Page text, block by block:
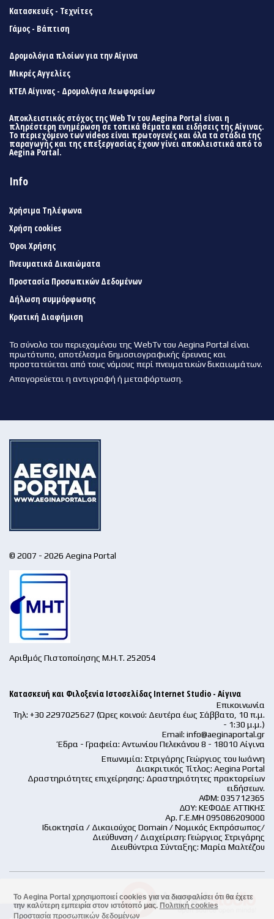
Το Aegina Portal χρησιμοποιεί cookies για να διασφαλίσει ότι θα έχετε
την καλύτερη εμπειρία στον ιστότοπό μας. Πολιτική cookies
Προστασία προσωπικών δεδομένων
Κατασκευές - Τεχνίτες
Γάμος - Βάπτιση
Δρομολόγια πλοίων για την Αίγινα
Μικρές Αγγελίες
ΚΤΕΛ Αίγινας - Δρομολόγια Λεωφορείων
Αποκλειστικός στόχος της Web Tv του Aegina Portal είναι η
πληρέστερη ενημέρωση σε τοπικά θέματα και ειδήσεις της Αίγινας.
Το περιεχόμενο των videos είναι πρωτογενές και όλα τα στάδια της
παραγωγής και της επεξεργασίας έχουν γίνει αποκλειστικά από το
Aegina Portal.
Info
Χρήσιμα Τηλέφωνα
Χρήση cookies
Όροι Χρήσης
Πνευματικά Δικαιώματα
Προστασία Προσωπικών Δεδομένων
Δήλωση συμμόρφωσης
Κρατική Διαφήμιση
Το σύνολο του περιεχομένου της WebTv του Aegina Portal είναι
πρωτότυπο, αποτέλεσμα δημοσιογραφικής έρευνας και
προστατεύεται από τους νόμους περί πνευματικών δικαιωμάτων.
Απαγορεύεται η αντιγραφή ή μεταφόρτωση.
© 2007 - 2026 Aegina Portal
Αριθμός Πιστοποίησης Μ.Η.Τ. 252054
Κατασκευή και Φιλοξενία Ιστοσελίδας Internet Studio - Αίγινα
Επικοινωνία
Τηλ: +30 2297025627 (Ώρες κοινού: Δευτέρα έως Σάββατο, 10 π.μ.
- 1:30 μ.μ.)
Email: info@aeginaportal.gr
Έδρα - Γραφεία: Αντωνίου Πελεκάνου 8 - 18010 Αίγινα
Επωνυμία: Στριγάρης Γεώργιος του Ιωάννη
Διακριτικός Τίτλος: Aegina Portal
Δραστηριότητες επιχείρησης: Δραστηριότητες πρακτορείων
ειδήσεων.
ΑΦΜ: 035712365
ΔΟΥ: ΚΕΦΟΔΕ ΑΤΤΙΚΗΣ
Αρ. Γ.Ε.ΜΗ 095086209000
Ιδιοκτησία / Δικαιούχος Domain / Νομικός Εκπρόσωπος/
Διεύθυνση / Διαχείριση: Γεώργιος Στριγάρης
Διευθύντρια Σύνταξης: Μαρία Μαλτέζου